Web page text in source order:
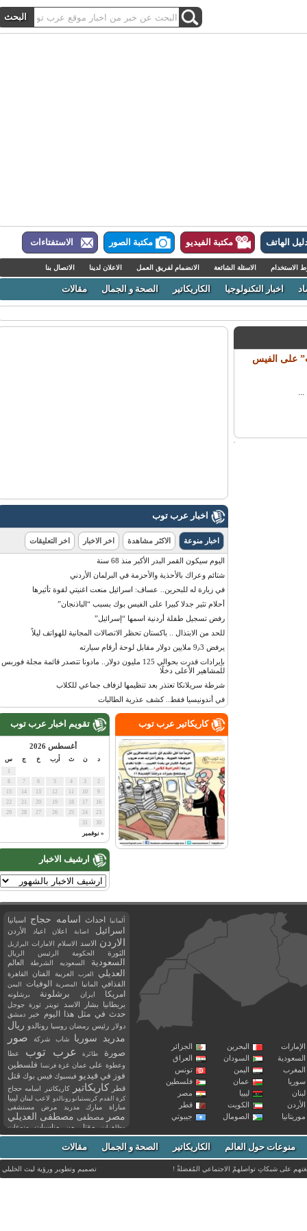
الهاتف مكتبة الفيديو مكتبة الصور الاستفتاءات
الاسئلة الشائعة الانضمام لفريق العمل الاعلان لدينا الاتصال بنا
اخبار التكنولوجيا الكاريكاتير الصحة و الجمال مقالات
على الفيس
اخبار عرب توب
اخبار منوعة الاكثر مشاهدة اخر الاخبار اخر التعليقات
اليوم سيكون القمر البدر الأكبر منذ 68 سنة
شتائم وعراك بالأحذية والأحزمة في البرلمان الأردني
في زيارة له للبحرين.. عساف: اسرائيل منعت اغنيتي لقوة تأثيرها
أحلام تثير جدلا كبيرا على الفيس بوك بسبب “الباذنجان”
رفض تسجيل طفلة أردنية اسمها “إسرائيل”
للحد من الابتذال .. باكستان تحظر الاتصالات المجانية للهواتف ليلاً
يرفض 9٫3 ملايين دولار مقابل لوحة أرقام سيارته
بإيرادات قدرت بحوالي 125 مليون دولار.. مادونا تتصدر قائمة مجلة فوربس
للمشاهير الأعلى دخلًا
شرطة سريلانكا تعتذر بعد تنظيمها لزفاف جماعي للكلاب
في أندونيسيا فقط.. كشف عذرية الطالبات
تقويم اخبار عرب توب
أغسطس 2026
أرب س
« نوفمبر
ارشيف الاخبار
كاريكاتير عرب توب
البحرين
الجزائر
السودان
العراق
اليمن
تونس
عمان
فلسطين
ليبيا
مصر
الكويت
قطر
الصومال جيبوتي
ألمانيا احداث اسامه حجاج اسبانيا
اسرائيل اصابة اعلان اعياد الأردن
الاردن الاسد الاسلام الامارات البرازيل
الثورة الحكومة الرئيس الريال
السعودية السعوديه الشرطة العالم
العديلي العرب العربية الفنان القاهرة
القذافي المانيا المصرية الوفيات اليمن
امريكا ايران برشلونة برشلونه
بريطانيا بشار الاسد تويتر ثورة جوجل
حدث في مثل هذا اليوم خبر دمشق
دولار رئيس رمضان روسيا رونالدو ريال
مدريد
سوريا شاب شركة صور
صورة طائرة عرب توب
عطا
وعطوة على عمان غزة فرنسا فلسطين
فوز في فيديو فيسبوك فيس بوك قتل
قطر كاريكاتير كاريكاتير اسامه حجاج
كرة القدم كريستيانو رونالدو لاعب لبنان ليبيا
مباراة مبارك مدريد مرض مستشفى
مصر مصطفى مصطفى العديلي
مظاهرات مقتل من مناسبات
منوعات
مواليد
موت ميسي ميلان نادي نشر
وفاة وفيات يوتيوب منوعات حول العالم الكاريكاتير الصحة و الجمال مقالات
على شبكاتِ تواصلهمْ الاجتماعي المُفضلةْ ! تصميم وتطوير ورؤيةليث الخليلي